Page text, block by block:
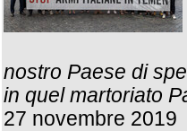
nostro Paese di
in quel martoriato
27 novembre 2019